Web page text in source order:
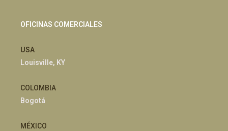
OFICINAS COMERCIALES
USA
Louisville, KY
COLOMBIA
Bogotá
MÉXICO